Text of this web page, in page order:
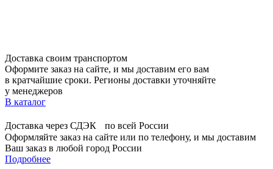
Доставка своим транспортом
Оформите заказ на сайте, и мы доставим его вам
в кратчайшие сроки. Регионы доставки уточняйте
у менеджеров
В каталог
Доставка через СДЭК по всей России
Оформляйте заказ на сайте или по телефону, и мы доставим
Ваш заказ в любой город России
Подробнее